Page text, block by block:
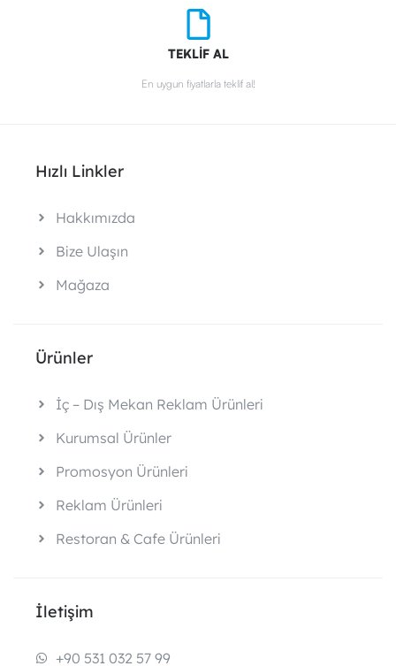
TEKLİF AL
En uygun fiyatlarla teklif al!
Hızlı Linkler
Hakkımızda
Bize Ulaşın
Mağaza
Ürünler
İç – Dış Mekan Reklam Ürünleri
Kurumsal Ürünler
Promosyon Ürünleri
Reklam Ürünleri
Restoran & Cafe Ürünleri
İletişim
+90 531 032 57 99